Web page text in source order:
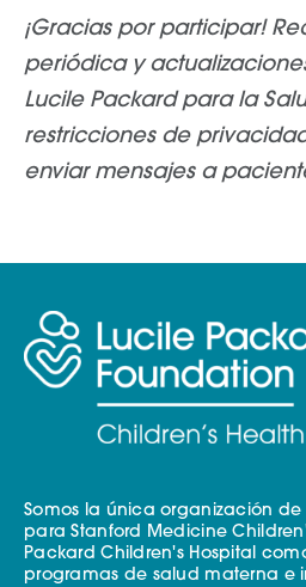
¡Gracias por participar!
periódica y
Lucile Packard para la
restricciones de
enviar mensajes a
Somos la única organización
para Stanford Medicine
Packard Children's Hospital
programas de salud materna e